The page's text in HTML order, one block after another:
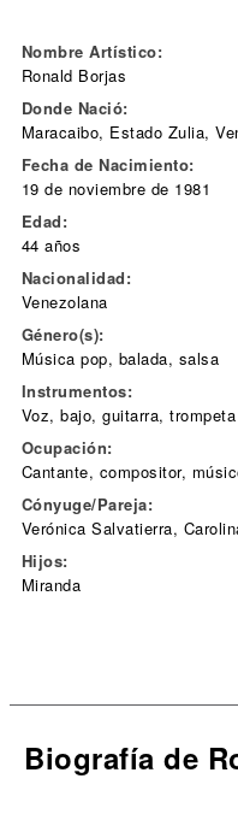
Nombre Artístico:
Ronald Borjas
Donde Nació:
Maracaibo, Estado Zulia,
Fecha de Nacimiento:
19 de noviembre de 1981
Edad:
44 años
Nacionalidad:
Venezolana
Género(s):
Música pop, balada, salsa
Instrumentos:
Voz, bajo, guitarra, trompeta
Ocupación:
Cantante, compositor,
Cónyuge/Pareja:
Verónica Salvatierra,
Hijos:
Miranda
Biografía de